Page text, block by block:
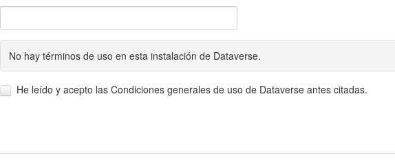
No hay términos de uso en esta instalación de Dataverse.
He leído y acepto las Condiciones generales de uso de Dataverse antes citadas.